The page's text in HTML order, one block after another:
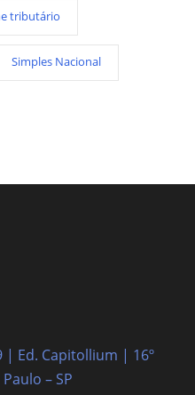
tributário
Simples Nacional
| Ed. Capitollium | 16º
– SP